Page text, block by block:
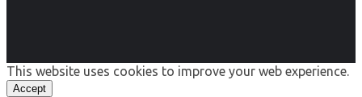
This website uses cookies to improve your web experience.
Accept